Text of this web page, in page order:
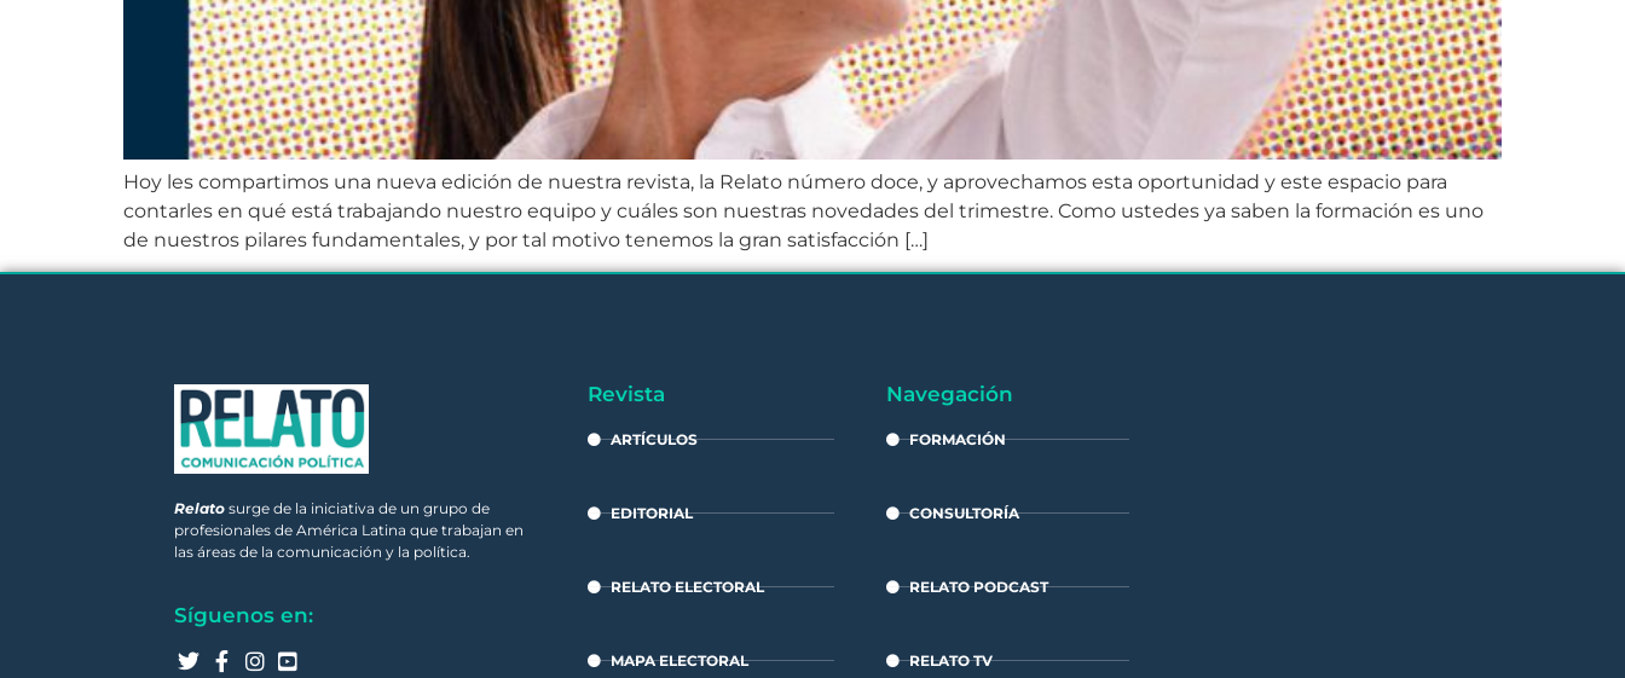
Hoy les compartimos una nueva edición de nuestra revista, la Relato número doce, y aprovechamos esta oportunidad y este espacio para
contarles en qué está trabajando nuestro equipo y cuáles son nuestras novedades del trimestre. Como ustedes ya saben la formación es uno
de nuestros pilares fundamentales, y por tal motivo tenemos la gran satisfacción […]
Relato surge de la iniciativa de un grupo de
profesionales de América Latina que trabajan en
las áreas de la comunicación y la política.
Síguenos en:
Revista
ARTÍCULOS
EDITORIAL
RELATO ELECTORAL
MAPA ELECTORAL
Navegación
FORMACIÓN
CONSULTORÍA
RELATO PODCAST
RELATO TV